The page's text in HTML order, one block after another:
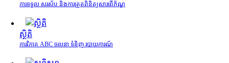
ការទទួល សរស័ប និងការត្រួតពិនិត្យសារពើភ័ណ្ឌ
ស្ថិតិ
ការវិភាគ ABC ចលនា ទំនិញ របាយការណ៍